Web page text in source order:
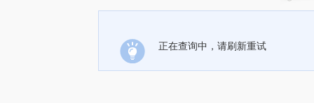
正在查询中，请刷新重试